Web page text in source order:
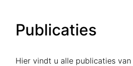
Publicaties
Hier vindt u alle publicaties van